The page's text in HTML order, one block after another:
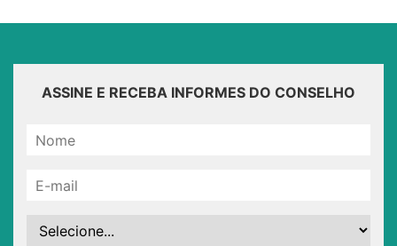
ASSINE E RECEBA INFORMES DO CONSELHO